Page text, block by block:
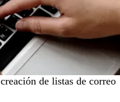
de listas de correo